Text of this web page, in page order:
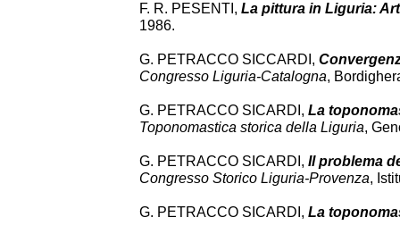
F. R. PESENTI, La pittura in Liguria:
1986.
G. PETRACCO SICCARDI,
Congresso Liguria-Catalogna,
G. PETRACCO SICARDI, La
Toponomastica storica della Liguria,
G. PETRACCO SICARDI, Il problema
Congresso Storico Liguria-Provenza,
G. PETRACCO SICARDI, La